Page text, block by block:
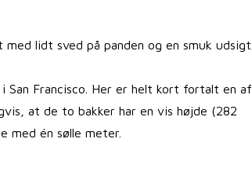
lidt sved på panden og en smuk udsigt.
San Francisco. Her er helt kort fortalt en af
at de to bakker har en vis højde (282
med én sølle meter.